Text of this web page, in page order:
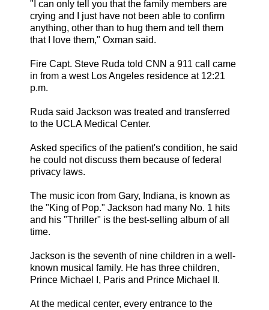
"I can only tell you that the family members are
crying and I just have not been able to confirm
anything, other than to hug them and tell them
that I love them," Oxman said.
Fire Capt. Steve Ruda told CNN a 911 call came
in from a west Los Angeles residence at 12:21
p.m.
Ruda said Jackson was treated and transferred
to the UCLA Medical Center.
Asked specifics of the patient's condition, he said
he could not discuss them because of federal
privacy laws.
The music icon from Gary, Indiana, is known as
the "King of Pop." Jackson had many No. 1 hits
and his "Thriller" is the best-selling album of all
time.
Jackson is the seventh of nine children in a well-
known musical family. He has three children,
Prince Michael I, Paris and Prince Michael II.
At the medical center, every entrance to the